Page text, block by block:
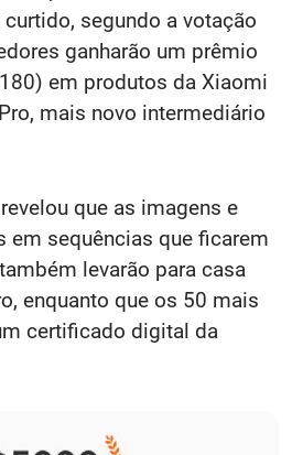
segundo a votação
ganharão um prêmio
em produtos da Xiaomi
mais novo intermediário
que as imagens e
em sequências que ficarem
levarão para casa
enquanto que os 50 mais
certificado digital da